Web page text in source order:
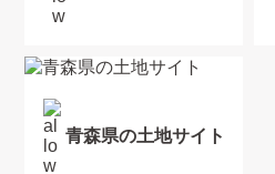
青森県の土地サイト